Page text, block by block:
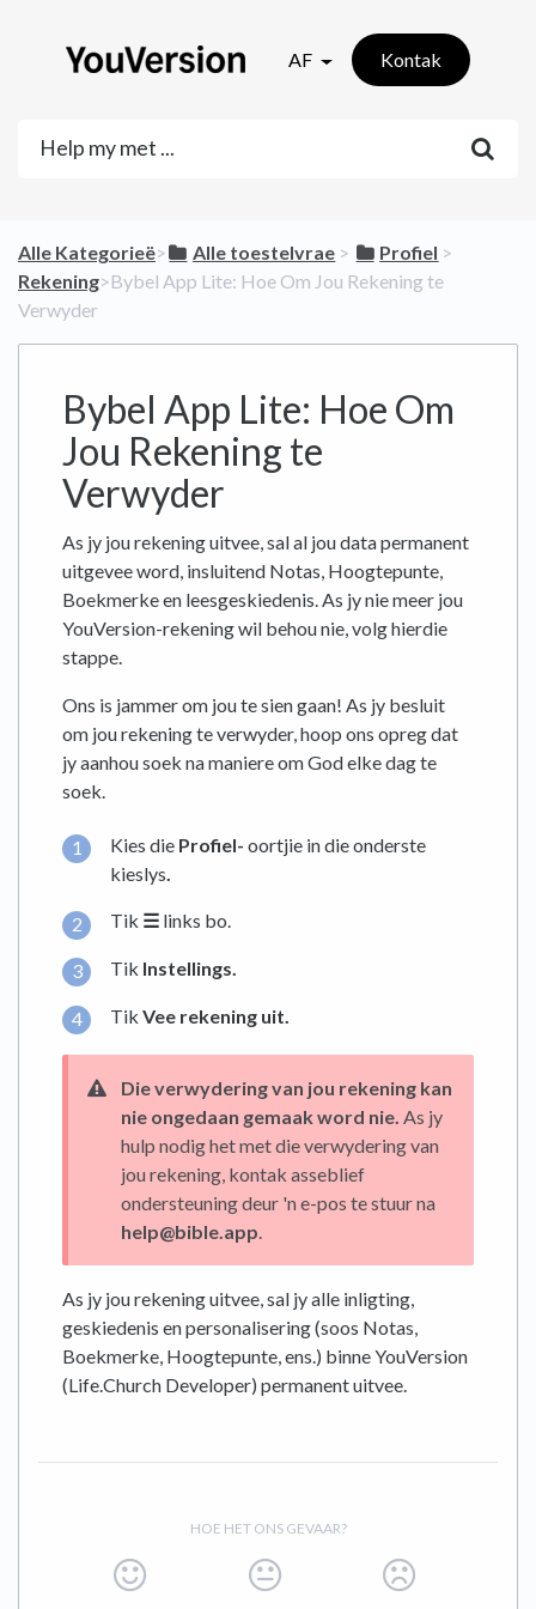
AF Kontak
Alle Kategorieë​>​ ​Alle toestelvrae ​ > ​ ​Profiel ​ > ​
Rekening​>​ Bybel App Lite: Hoe Om Jou Rekening te
Verwyder
Bybel App Lite: Hoe Om
Jou Rekening te
Verwyder
As jy jou rekening uitvee, sal al jou data permanent
uitgevee word, insluitend Notas, Hoogtepunte,
Boekmerke en leesgeskiedenis. As jy nie meer jou
YouVersion-rekening wil behou nie, volg hierdie
stappe.
Ons is jammer om jou te sien gaan! As jy besluit
om jou rekening te verwyder, hoop ons opreg dat
jy aanhou soek na maniere om God elke dag te
soek.
Kies die Profiel- oortjie in die onderste
kieslys.
Tik ☰ links bo.
Tik Instellings.
Tik Vee rekening uit.
Die verwydering van jou rekening kan
nie ongedaan gemaak word nie. As jy
hulp nodig het met die verwydering van
jou rekening, kontak asseblief
ondersteuning deur 'n e-pos te stuur na
help@bible.app.
As jy jou rekening uitvee, sal jy alle inligting,
geskiedenis en personalisering (soos Notas,
Boekmerke, Hoogtepunte, ens.) binne YouVersion
(Life.Church Developer) permanent uitvee.
HOE HET ONS GEVAAR?